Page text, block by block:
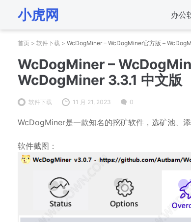
小虎网 办公
首页 > 软件下载 > WcDogMiner – WcDogMiner官方版 –
WcDogMiner –
WcDogMiner 3.3.1 中文版
软件下载 11 月 21, 2023 0
WcDogMiner是一款知名的挖矿软件，选矿池、
软件截图：